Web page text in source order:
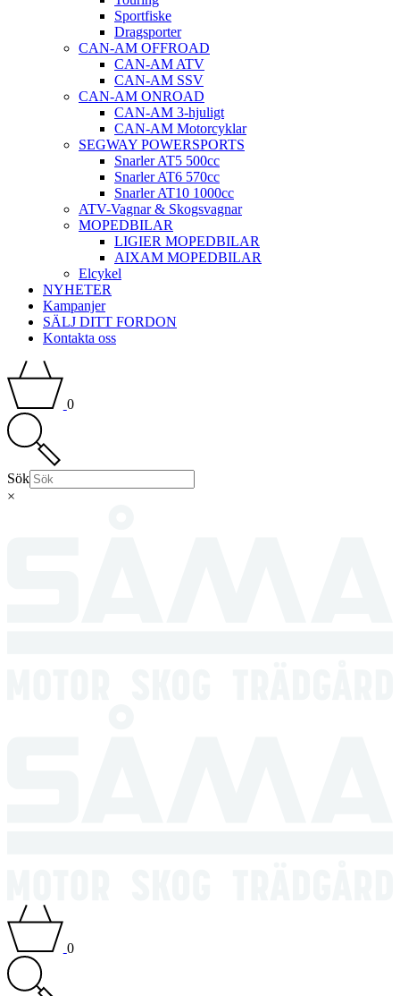
Sportfiske
Dragsporter
CAN-AM OFFROAD
CAN-AM ATV
CAN-AM SSV
CAN-AM ONROAD
CAN-AM 3-hjuligt
CAN-AM Motorcyklar
SEGWAY POWERSPORTS
Snarler AT5 500cc
Snarler AT6 570cc
Snarler AT10 1000cc
ATV-Vagnar & Skogsvagnar
MOPEDBILAR
LIGIER MOPEDBILAR
AIXAM MOPEDBILAR
Elcykel
NYHETER
Kampanjer
SÄLJ DITT FORDON
Kontakta oss
0
Sök
×
0